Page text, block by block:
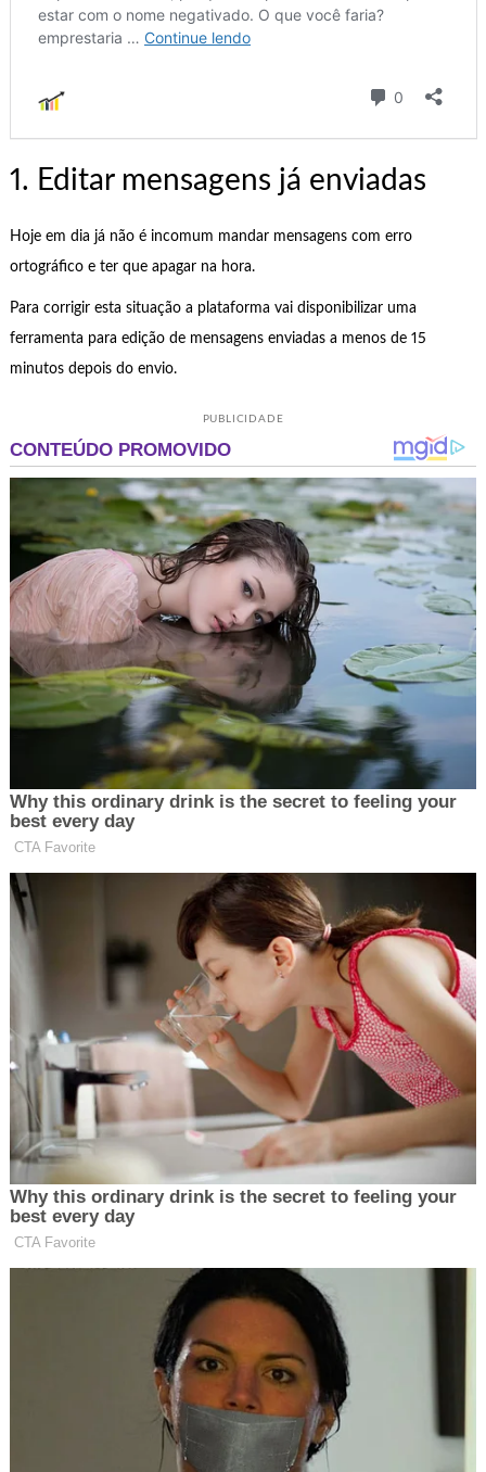
1. Editar mensagens já enviadas
Hoje em dia já não é incomum mandar mensagens com erro
ortográfico e ter que apagar na hora.
Para corrigir esta situação a plataforma vai disponibilizar uma
ferramenta para edição de mensagens enviadas a menos de 15
minutos depois do envio.
PUBLICIDADE